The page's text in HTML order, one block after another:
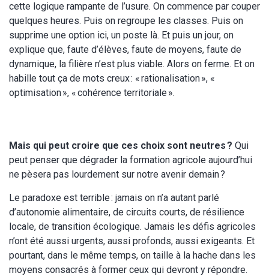
cette logique rampante de l’usure. On commence par couper
quelques heures. Puis on regroupe les classes. Puis on
supprime une option ici, un poste là. Et puis un jour, on
explique que, faute d’élèves, faute de moyens, faute de
dynamique, la filière n’est plus viable. Alors on ferme. Et on
habille tout ça de mots creux : « rationalisation », «
optimisation », « cohérence territoriale ».
Mais qui peut croire que ces choix sont neutres ? Qui
peut penser que dégrader la formation agricole aujourd’hui
ne pèsera pas lourdement sur notre avenir demain ?
Le paradoxe est terrible : jamais on n’a autant parlé
d’autonomie alimentaire, de circuits courts, de résilience
locale, de transition écologique. Jamais les défis agricoles
n’ont été aussi urgents, aussi profonds, aussi exigeants. Et
pourtant, dans le même temps, on taille à la hache dans les
moyens consacrés à former ceux qui devront y répondre.